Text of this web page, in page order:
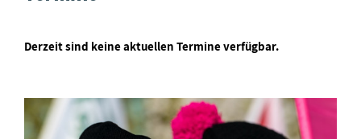
Derzeit sind keine aktuellen Termine verfügbar.